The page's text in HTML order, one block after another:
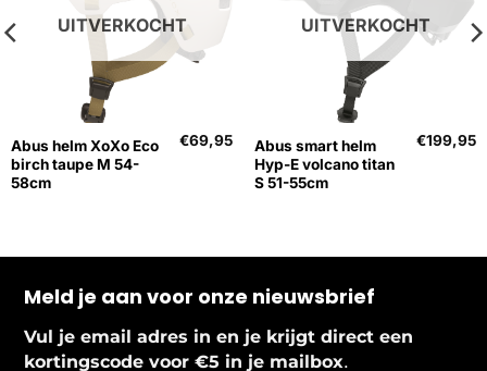
UITVERKOCHT
Abus helm XoXo Eco
birch taupe M 54-
58cm
€69,95
UITVERKOCHT
Abus smart helm
Hyp-E volcano titan
S 51-55cm
€199,95
Meld je aan voor onze nieuwsbrief
Vul je email adres in en je krijgt direct een
kortingscode voor €5 in je mailbox.